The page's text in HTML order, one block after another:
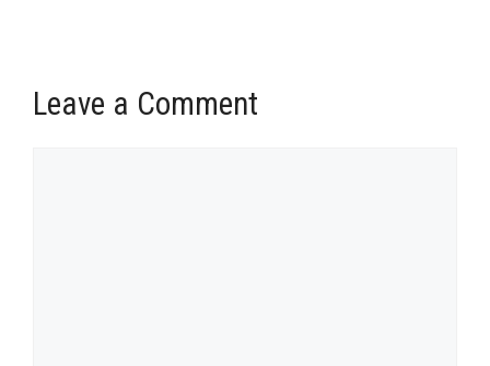
Leave a Comment